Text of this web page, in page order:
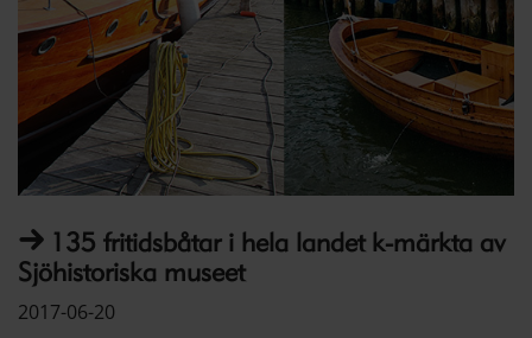
135 fritidsbåtar i hela landet k-märkta av
Sjöhistoriska museet
2017-06-20